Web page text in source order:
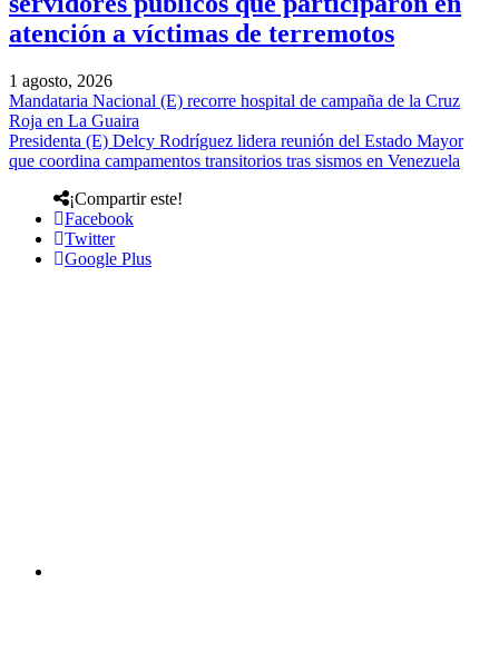
atención a víctimas de terremotos
1 agosto, 2026
Mandataria Nacional (E) recorre hospital de campaña de la Cruz
Roja en La Guaira
Presidenta (E) Delcy Rodríguez lidera reunión del Estado Mayor
que coordina campamentos transitorios tras sismos en Venezuela
¡Compartir este!
Facebook
Twitter
Google Plus